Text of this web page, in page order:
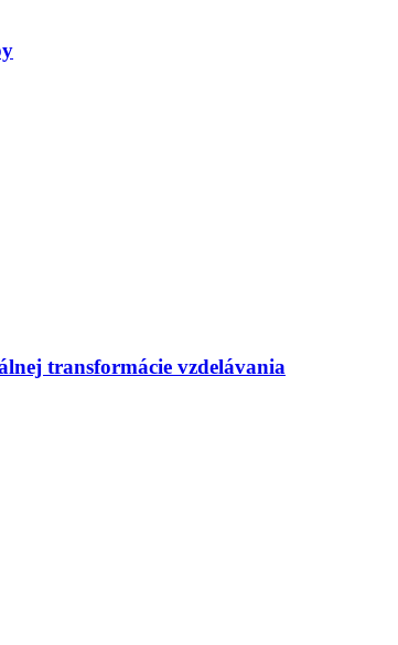
transformácie vzdelávania